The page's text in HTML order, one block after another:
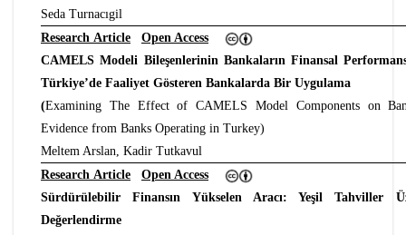
Seda Turnacıgil
Research Article
Open Access
CAMELS Modeli Bileşenlerinin Bankaların Finansal
Türkiye’de Faaliyet Gösteren Bankalarda Bir Uygulama
(Examining The Effect of CAMELS Model Components on
Evidence from Banks Operating in Turkey)
Meltem Arslan, Kadir Tutkavul
Research Article
Open Access
Sürdürülebilir Finansın Yükselen Aracı: Yeşil Tahviller
Değerlendirme